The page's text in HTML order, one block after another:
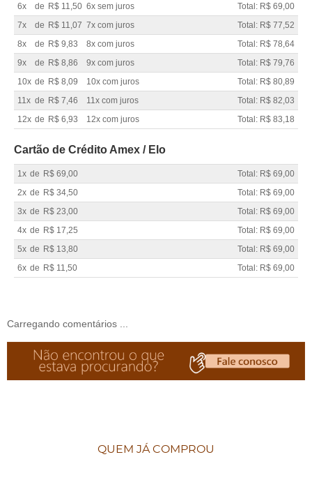
6x
de R$ 11,50 6x sem juros
Total: R$ 69,00
7x
de R$ 11,07 7x com juros
Total: R$ 77,52
8x
de R$ 9,83 8x com juros
Total: R$ 78,64
9x
de R$ 8,86 9x com juros
Total: R$ 79,76
10x de R$ 8,09 10x com juros
Total: R$ 80,89
11x de R$ 7,46 11x com juros
Total: R$ 82,03
12x de R$ 6,93 12x com juros Total: R$ 83,18
Cartão de Crédito Amex / Elo
1x de R$ 69,00
Total: R$ 69,00
2x de R$ 34,50
Total: R$ 69,00
3x de R$ 23,00
Total: R$ 69,00
4x de R$ 17,25
Total: R$ 69,00
5x de R$ 13,80
Total: R$ 69,00
6x de R$ 11,50 Total: R$ 69,00
Carregando comentários ...
QUEM JÁ COMPROU